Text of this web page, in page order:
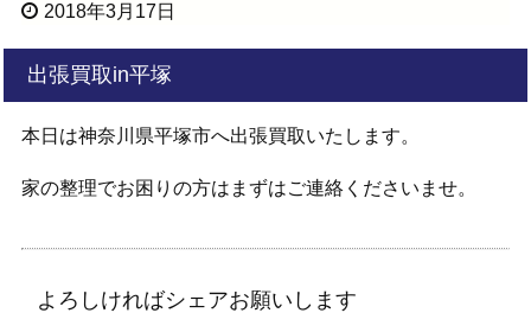
2018年3月17日
出張買取in平塚
本日は神奈川県平塚市へ出張買取いたします。
家の整理でお困りの方はまずはご連絡くださいませ。
よろしければシェアお願いします